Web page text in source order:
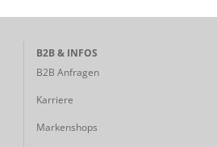
B2B & INFOS
B2B Anfragen
Karriere
Markenshops